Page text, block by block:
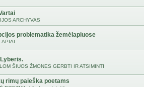
ARCHYVAS
problematika žemėlapiuose
ŠIUOS ŽMONES GERBTI IR ATSIMINTI
rimų paieška poetams